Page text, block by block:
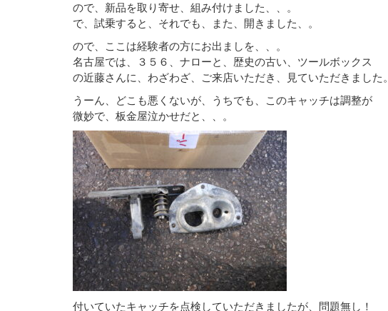
ので、新品を取り寄せ、組み付けました、、。
で、試乗すると、それでも、また、開きました、。
ので、ここは経験者の方にお出ましを、、。
名古屋では、３５６、ナローと、歴史の古い、ツールボックス
の近藤さんに、わざわざ、ご来店いただき、見ていただきました。
うーん、どこも悪くないが、うちでも、このキャッチは調整が
微妙で、板金屋泣かせだと、、。
付いていたキャッチを点検していただきましたが、問題無し！